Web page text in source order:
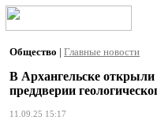
Общество | Главные новости
В Архангельске
преддверии
11.09.25 15:17